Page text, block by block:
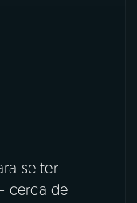
se ter
cerca de